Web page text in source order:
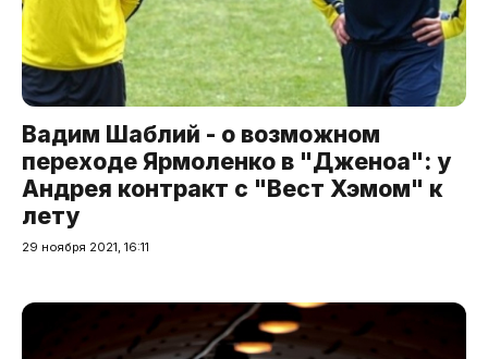
Вадим Шаблий - о возможном
переходе Ярмоленко в "Дженоа": у
Андрея контракт с "Вест Хэмом" к
лету
29 ноября 2021, 16:11